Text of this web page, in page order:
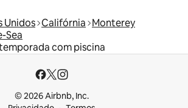
Unidos Califórnia Monterey
Sea
com piscina
© 2026 Airbnb, Inc.